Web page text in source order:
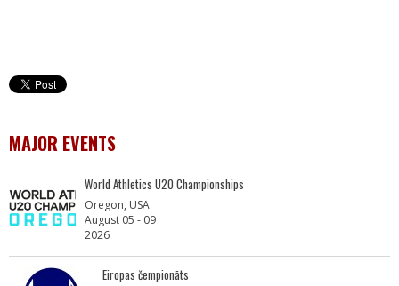
MAJOR EVENTS
World Athletics U20 Championships
Oregon, USA
August 05 - 09
2026
Eiropas čempionāts